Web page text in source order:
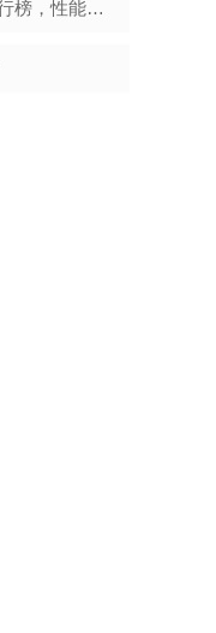
2023年笔记本电脑一线品牌排行榜，性能、创新与用户满意度的综合考量